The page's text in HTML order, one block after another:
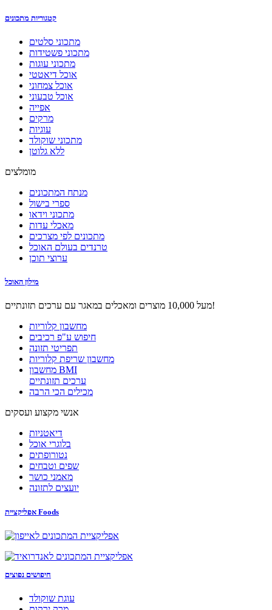
קטגוריות מתכונים
מתכוני סלטים
מתכוני פשטידות
מתכוני עוגות
אוכל דיאטטי
אוכל צמחוני
אוכל טבעוני
אפייה
מרקים
עוגיות
מתכוני שוקולד
ללא גלוטן
מומלצים
מנתח המתכונים
ספרי בישול
מתכוני וידאו
מאכלי עדות
מתכונים לפי מצרכים
טרנדים בעולם האוכל
ערוצי תוכן
מילון האוכל
מעל 10,000 מוצרים ומאכלים במאגר עם ערכים תזונתיים!
מחשבון קלוריות
חיפוש ע"פ רכיבים
תפריטי תזונה
מחשבון שריפת קלוריות
מחשבון BMI
ערכים תזונתיים
מכילים הכי הרבה
אנשי מקצוע ועסקים
דיאטניות
בלוגרי אוכל
נטורופתים
שפים וטבחים
מאמני כושר
יועצים לתזונה
אפליקציית Foods
חיפושים נפוצים
עוגת שוקולד